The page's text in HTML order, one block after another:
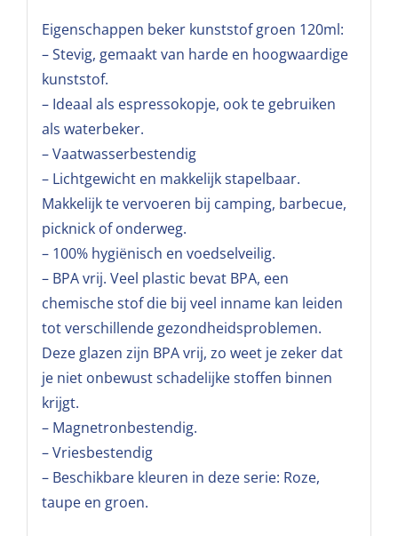
Eigenschappen beker kunststof groen 120ml:
– Stevig, gemaakt van harde en hoogwaardige
kunststof.
– Ideaal als espressokopje, ook te gebruiken
als waterbeker.
– Vaatwasserbestendig
– Lichtgewicht en makkelijk stapelbaar.
Makkelijk te vervoeren bij camping, barbecue,
picknick of onderweg.
– 100% hygiënisch en voedselveilig.
– BPA vrij. Veel plastic bevat BPA, een
chemische stof die bij veel inname kan leiden
tot verschillende gezondheidsproblemen.
Deze glazen zijn BPA vrij, zo weet je zeker dat
je niet onbewust schadelijke stoffen binnen
krijgt.
– Magnetronbestendig.
– Vriesbestendig
– Beschikbare kleuren in deze serie: Roze,
taupe en groen.